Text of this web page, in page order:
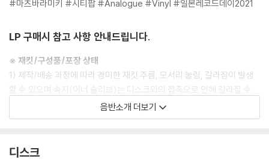
#마츠바라미키 #시티팝 #Analogue #Vinyl #일본레코드데이2021
LP 구매시 참고 사항 안내드립니다.
※ 재킷/구성품/포장 상태
1) 제작/배송 과정에 따라 경미한 재킷 주름, 모서리 눌림, 갈라짐이 발생
할 수 있으며 속지(이너 슬리브)는 디스크와의 접촉으로 인해 갈라질 수
외관상 불량 확인되는 상품을 개봉 시엔 반품/교환 처리 불가합니다.
닐은 품질보증대상이 아닙니다.
3) 일본 제작 LP는 대부분 겉비닐이 밀봉되어 있지 않습니다.
음반소개 더보기
디스크